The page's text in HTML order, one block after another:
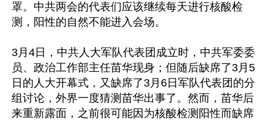
罩。中共两会的代表们应该继续每天进行核酸检
测，阳性的自然不能进入会场。
3月4日，中共人大军队代表团成立时，中共军委委
员、政治工作部主任苗华现身；但随后缺席了3月5
日的人大开幕式，又缺席了3月6日军队代表团的分
组讨论，外界一度猜测苗华出事了。然而，苗华后
来重新露面，之前很可能因为核酸检测阳性而缺席